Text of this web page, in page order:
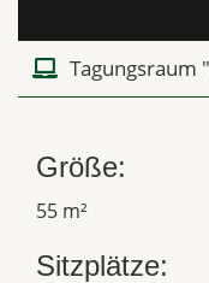
Tagungsraum
Größe:
55 m²
Sitzplätze: